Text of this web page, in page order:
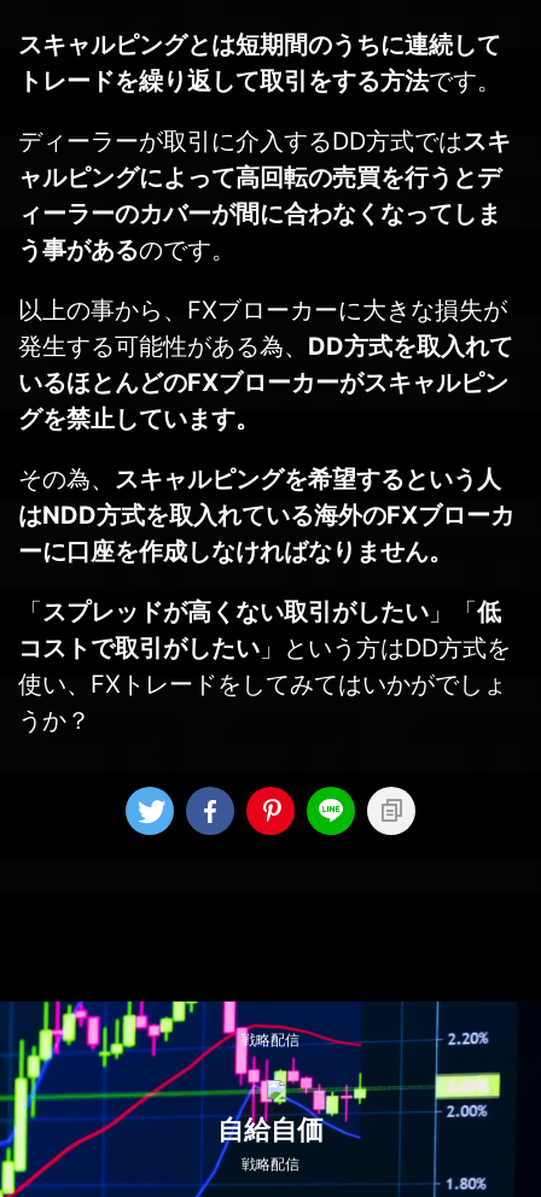
スキャルピングとは短期間のうちに連続して
トレードを繰り返して取引をする方法です。
ディーラーが取引に介入するDD方式ではスキ
ャルピングによって高回転の売買を行うとデ
ィーラーのカバーが間に合わなくなってしま
う事があるのです。
以上の事から、FXブローカーに大きな損失が
発生する可能性がある為、 DD方式を取入れて
いるほとんどのFXブローカーがスキャルピン
グを禁止しています。
その為、 スキャルピングを希望するという人
はNDD方式を取入れている海外のFXブローカ
ーに口座を作成しなければなりません。
「スプレッドが高くない取引がしたい 」「低
コストで取引がしたい 」という方はDD方式を
使い、FXトレードをしてみてはいかがでしょ
うか？
戦略配信
自給自価
戦略配信